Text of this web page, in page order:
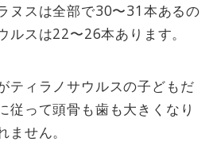
ヌスは全部で30〜31本あるの
ルスは22〜26本あります。
ティラノサウルスの子どもだ
従って頭骨も歯も大きくなり
せん。